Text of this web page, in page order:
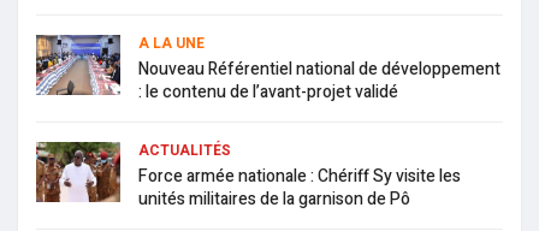
A LA UNE
Nouveau Référentiel national de développement
: le contenu de l’avant-projet validé
ACTUALITÉS
Force armée nationale : Chériff Sy visite les
unités militaires de la garnison de Pô